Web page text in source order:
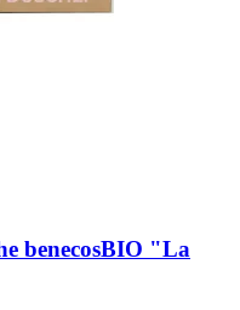
benecosBIO "La